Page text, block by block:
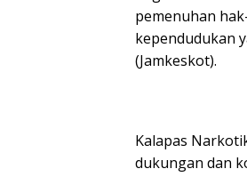
pemenuhan
kependudukan
(Jamkeskot).
Kalapas
dukungan dan